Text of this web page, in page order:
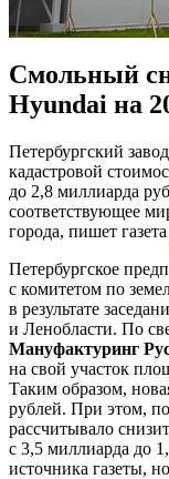
Смольный
Hyundai на
Петербургский завод
кадастровой
до 2,8 миллиарда
соответствующее
города, пишет газета
Петербургское
с комитетом по
в результате
и Ленобласти. По
Мануфактуринг
на свой участок
Таким образом,
рублей. При этом,
рассчитывало
с 3,5 миллиарда до
источника газеты,